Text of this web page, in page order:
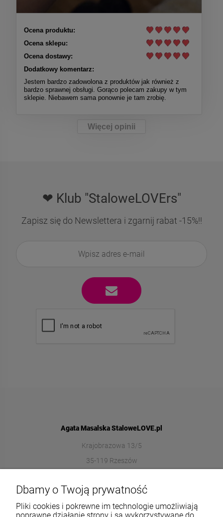
Ocena produktu:
Ocena sklepu:
Ocena dostawy:
Dodatkowy komentarz:
Jestem bardzo zadowolona z produktów jak również z
bardzo sprawnej obsługi. Gorąco polecam zakupy w tym
sklepie. Niebawem sama ponownie je tam zrobię.
Więcej opinii
❤ Klub "StaloweLOVErs"
Zapisz się do Newslettera i zgarnij rabat -15%!!
Agata Masalska StaloweLOVE.pl
Krajobrazowa 13/5
35-119 Rzeszów
572989669
Dbamy o Twoją prywatność
Pliki cookies i pokrewne im technologie umożliwiają